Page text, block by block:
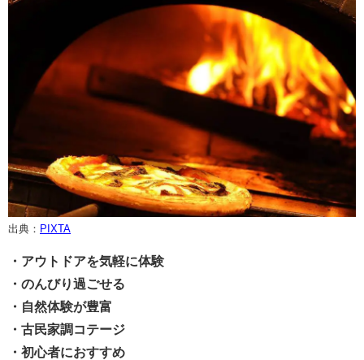
出典： PIXTA
・アウトドアを気軽に体験
・のんびり過ごせる
・自然体験が豊富
・古民家調コテージ
・初心者におすすめ